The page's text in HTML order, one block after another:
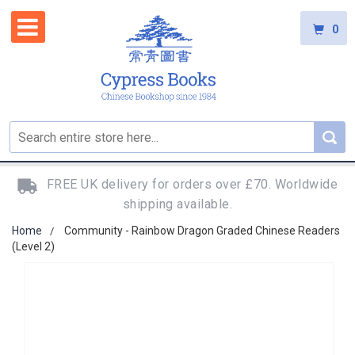
0
FREE UK delivery for orders over £70. Worldwide
shipping available.
Home
Community - Rainbow Dragon Graded Chinese Readers
(Level 2)